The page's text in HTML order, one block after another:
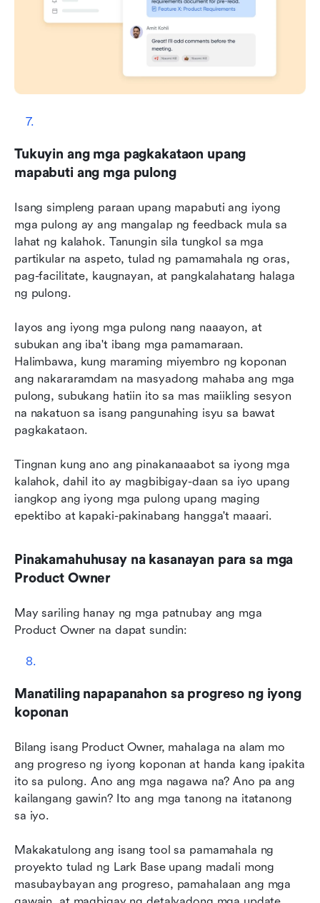
Tukuyin ang mga pagkakataon upang
mapabuti ang mga pulong
Isang simpleng paraan upang mapabuti ang iyong
mga pulong ay ang mangalap ng feedback mula sa
lahat ng kalahok. Tanungin sila tungkol sa mga
partikular na aspeto, tulad ng pamamahala ng oras,
pag-facilitate, kaugnayan, at pangkalahatang halaga
ng pulong.
Iayos ang iyong mga pulong nang naaayon, at
subukan ang iba't ibang mga pamamaraan.
Halimbawa, kung maraming miyembro ng koponan
ang nakararamdam na masyadong mahaba ang mga
pulong, subukang hatiin ito sa mas maiikling sesyon
na nakatuon sa isang pangunahing isyu sa bawat
pagkakataon.
Tingnan kung ano ang pinakanaaabot sa iyong mga
kalahok, dahil ito ay magbibigay-daan sa iyo upang
iangkop ang iyong mga pulong upang maging
epektibo at kapaki-pakinabang hangga't maaari.
Pinakamahuhusay na kasanayan para sa mga
Product Owner
May sariling hanay ng mga patnubay ang mga
Product Owner na dapat sundin:
Manatiling napapanahon sa progreso ng iyong
koponan
Bilang isang Product Owner, mahalaga na alam mo
ang progreso ng iyong koponan at handa kang ipakita
ito sa pulong. Ano ang mga nagawa na? Ano pa ang
kailangang gawin? Ito ang mga tanong na itatanong
sa iyo.
Makakatulong ang isang tool sa pamamahala ng
proyekto tulad ng Lark Base upang madali mong
masubaybayan ang progreso, pamahalaan ang mga